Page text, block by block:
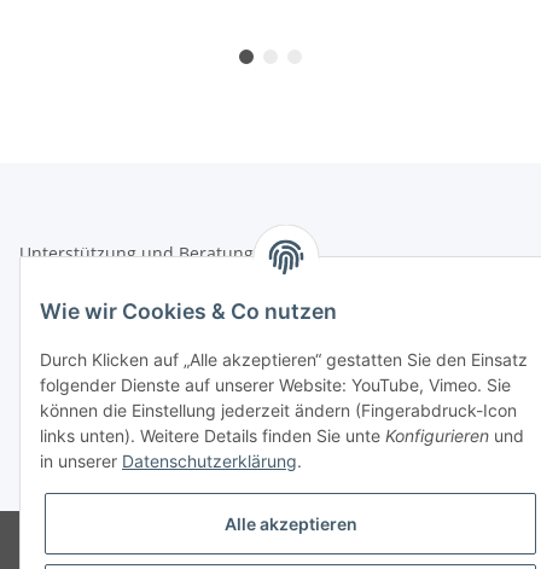
Unterstützung und Beratung unter:
oder per eMail:info@sportart3.com
Informationen
Gesetzliche Informationen
JTL-Shop
Wie wir Cookies & Co nutzen
Durch Klicken auf „Alle akzeptieren“ gestatten Sie den Einsatz
folgender Dienste auf unserer Website: YouTube, Vimeo. Sie
können die Einstellung jederzeit ändern (Fingerabdruck-Icon
links unten). Weitere Details finden Sie unte Konfigurieren und
in unserer Datenschutzerklärung.
Alle akzeptieren